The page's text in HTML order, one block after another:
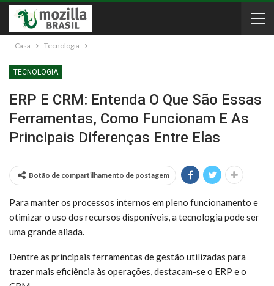
Casa Tecnologia
TECNOLOGIA
ERP E CRM: Entenda O Que São Essas
Ferramentas, Como Funcionam E As
Principais Diferenças Entre Elas
Botão de compartilhamento de postagem
Para manter os processos internos em pleno funcionamento e
otimizar o uso dos recursos disponíveis, a tecnologia pode ser
uma grande aliada.
Dentre as principais ferramentas de gestão utilizadas para
trazer mais eficiência às operações, destacam-se o ERP e o